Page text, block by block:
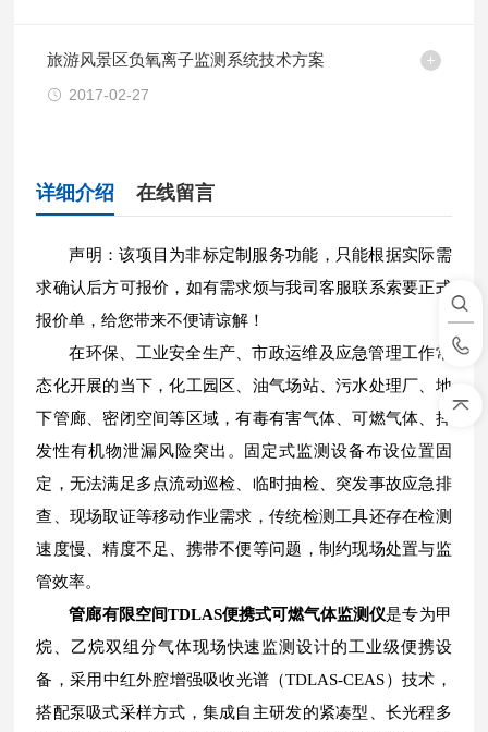
旅游风景区负氧离子监测系统技术方案
2017-02-27
详细介绍 在线留言
声明：该项目为非标定制服务功能，只能根据实际需
求确认后方可报价，如有需求烦与我司客服联系索要正式
报价单，给您带来不便请谅解！
在环保、工业安全生产、市政运维及应急管理工作常
态化开展的当下，化工园区、油气场站、污水处理厂、地
下管廊、密闭空间等区域，有毒有害气体、可燃气体、挥
发性有机物泄漏风险突出。固定式监测设备布设位置固
定，无法满足多点流动巡检、临时抽检、突发事故应急排
查、现场取证等移动作业需求，传统检测工具还存在检测
速度慢、精度不足、携带不便等问题，制约现场处置与监
管效率。
管廊有限空间TDLAS便携式可燃气体监测仪是专为甲
烷、乙烷双组分气体现场快速监测设计的工业级便携设
备，采用中红外腔增强吸收光谱（TDLAS-CEAS）技术，
搭配泵吸式采样方式，集成自主研发的紧凑型、长光程多